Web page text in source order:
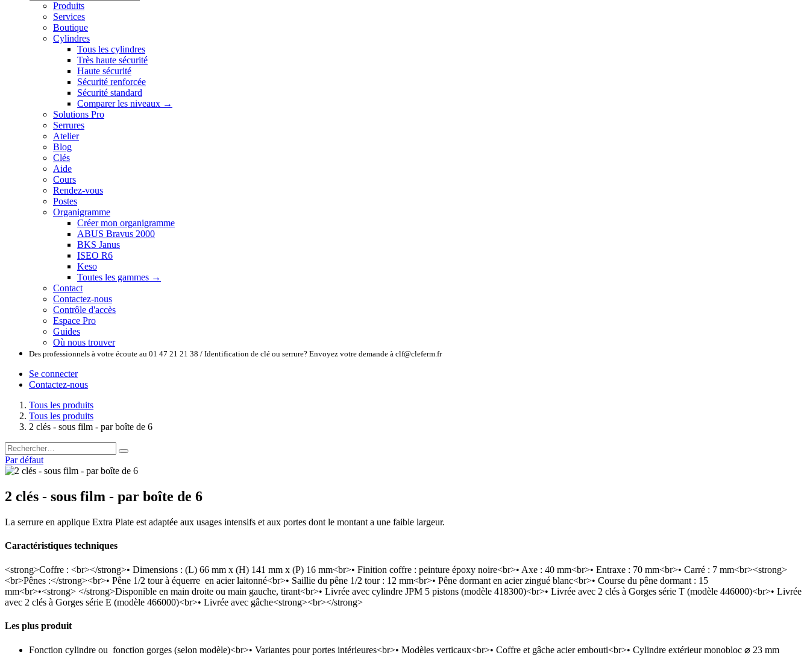
Produits
Services
Boutique
Cylindres
Tous les cylindres
Très haute sécurité
Haute sécurité
Sécurité renforcée
Sécurité standard
Comparer les niveaux →
Solutions Pro
Serrures
Atelier
Blog
Clés
Aide
Cours
Rendez-vous
Postes
Organigramme
Créer mon organigramme
ABUS Bravus 2000
BKS Janus
ISEO R6
Keso
Toutes les gammes →
Contact
Contactez-nous
Contrôle d'accès
Espace Pro
Guides
Où nous trouver
Des professionnels à votre écoute au 01 47 21 21 38 / Identification de clé ou serrure? Envoyez votre demande à clf@cleferm.fr
Se connecter
Contactez-nous
Tous les produits
Tous les produits
2 clés - sous film - par boîte de 6
Par défaut
2 clés - sous film - par boîte de 6
La serrure en applique Extra Plate est adaptée aux usages intensifs et aux portes dont le montant a une faible largeur.
Caractéristiques techniques
<strong>Coffre : <br></strong>• Dimensions : (L) 66 mm x (H) 141 mm x (P) 16 mm<br>• Finition coffre : peinture époxy noire<br>• Axe : 40 mm<br>• Entraxe : 70 mm<br>• Carré : 7 mm<br><strong>
<br>Pênes :</strong><br>• Pêne 1/2 tour à équerre en acier laitonné<br>• Saillie du pêne 1/2 tour : 12 mm<br>• Pêne dormant en acier zingué blanc<br>• Course du pêne dormant : 15
mm<br>•<strong> </strong>Disponible en main droite ou main gauche, tirant<br>• Livrée avec cylindre JPM 5 pistons (modèle 418300)<br>• Livrée avec 2 clés à Gorges série T (modèle 446000)<br>• Livrée
avec 2 clés à Gorges série E (modèle 466000)<br>• Livrée avec gâche<strong><br></strong>
Les plus produit
Fonction cylindre ou fonction gorges (selon modèle)<br>• Variantes pour portes intérieures<br>• Modèles verticaux<br>• Coffre et gâche acier embouti<br>• Cylindre extérieur monobloc ⌀ 23 mm